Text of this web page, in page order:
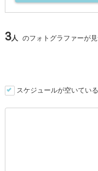
3人 のフォトグラファーが見
スケジュールが空いてい